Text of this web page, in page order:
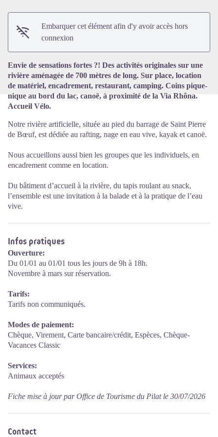
Voir l'image en plein écran
Embarquer cet élément afin d'y avoir accès hors
connexion
Envie de sensations fortes ?! Des activités originales sur une
rivière aménagée de 700 mètres de long. Sur place, location
de matériel, encadrement, restaurant, camping. Coins pique-
nique au bord du lac, canoë, à proximité de la Via Rhôna.
Accueil Vélo.
Notre rivière artificielle, située au pied du barrage de Saint Pierre
de Bœuf, est dédiée au rafting, nage en eau vive, kayak et canoë.
Nous accueillons aussi bien les groupes que les individuels, en
encadrement comme en location.
Du bâtiment d’accueil à la rivière, du tapis roulant au snack,
l’ensemble est une invitation à la balade et à la pratique de l’eau
vive.
Infos pratiques
Ouverture:
Du 01/01 au 01/01 tous les jours de 9h à 18h.
Novembre à mars sur réservation.
Tarifs:
Tarifs non communiqués.
Modes de paiement:
Chèque, Virement, Carte bancaire/crédit, Espèces, Chèque-
Vacances Classic
Services:
Animaux acceptés
Fiche mise à jour par Office de Tourisme du Pilat le 30/07/2026
Contact